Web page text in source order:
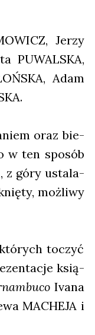
Jerzy
PUWALSKA,
Adam
oraz bie­
w ten spo­sób
z góry usta­la­
moż­li­wy
toczyć
ksią­
Iva­na
MACHEJA i